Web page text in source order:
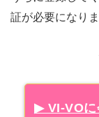
証が必要になりま
▶ VI-VOに